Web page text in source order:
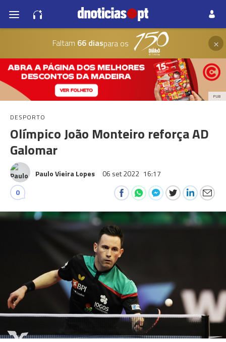
Faltam 66 diaspara os ×
PUB
DESPORTO
Olímpico João Monteiro reforça AD
Galomar
Paulo Vieira Lopes 06 set 2022 16:17
0